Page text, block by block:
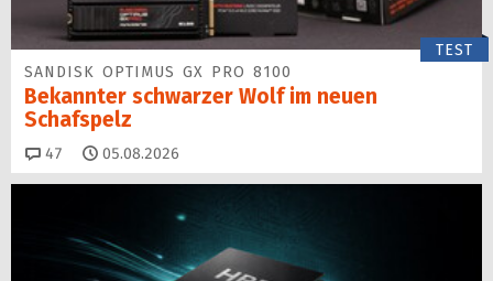
TEST
SANDISK OPTIMUS GX PRO 8100
Bekannter schwarzer Wolf im neuen
Schafspelz
47 Kommentare
05.08.2026